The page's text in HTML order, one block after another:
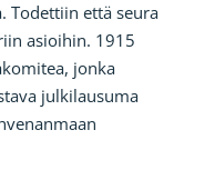
Todettiin että seura
asioihin. 1915
jonka
julkilausuma